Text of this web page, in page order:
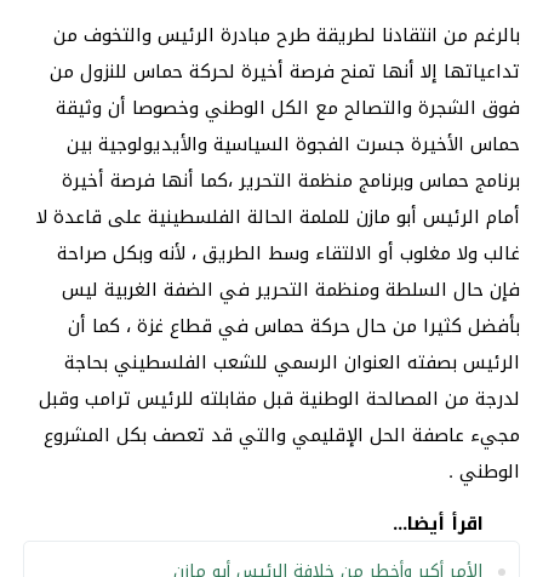
بالرغم من انتقادنا لطريقة طرح مبادرة الرئيس والتخوف من
تداعياتها إلا أنها تمنح فرصة أخيرة لحركة حماس للنزول من
فوق الشجرة والتصالح مع الكل الوطني وخصوصا أن وثيقة
حماس الأخيرة جسرت الفجوة السياسية والأيديولوجية بين
برنامج حماس وبرنامج منظمة التحرير ،كما أنها فرصة أخيرة
أمام الرئيس أبو مازن للملمة الحالة الفلسطينية على قاعدة لا
غالب ولا مغلوب أو الالتقاء وسط الطريق ، لأنه وبكل صراحة
فإن حال السلطة ومنظمة التحرير في الضفة الغربية ليس
بأفضل كثيرا من حال حركة حماس في قطاع غزة ، كما أن
الرئيس بصفته العنوان الرسمي للشعب الفلسطيني بحاجة
لدرجة من المصالحة الوطنية قبل مقابلته للرئيس ترامب وقبل
مجيء عاصفة الحل الإقليمي والتي قد تعصف بكل المشروع
الوطني .
اقرأ أيضا...